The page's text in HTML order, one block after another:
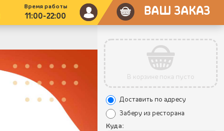
Время работы
11:00-22:00 ВАШ ЗАКАЗ
В корзине пока пусто
Доставить по адресу
Заберу из ресторана
Куда: